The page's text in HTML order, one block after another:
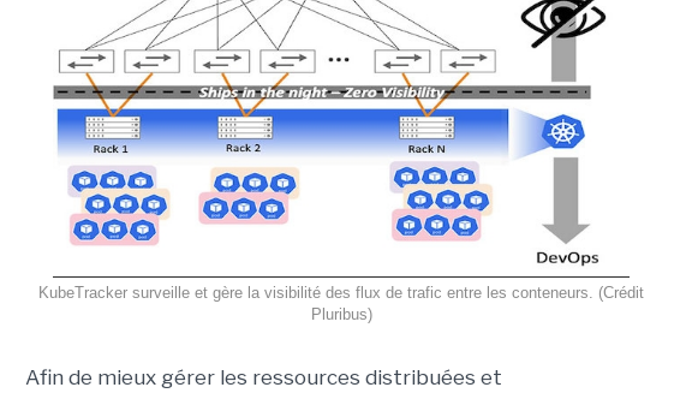
KubeTracker surveille et gère la visibilité des flux de trafic entre les conteneurs. (Crédit
Pluribus)
Afin de mieux gérer les ressources distribuées et